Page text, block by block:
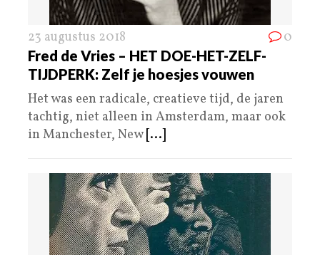
23 augustus 2018 0
Fred de Vries – HET DOE-HET-ZELF-
TIJDPERK: Zelf je hoesjes vouwen
Het was een radicale, creatieve tijd, de jaren
tachtig, niet alleen in Amsterdam, maar ook
in Manchester, New [...]